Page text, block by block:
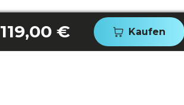
119,00 € Kaufen